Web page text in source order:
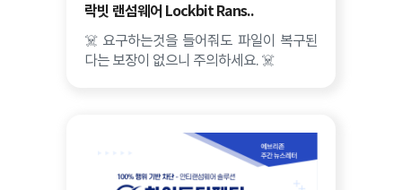
락빗 랜섬웨어 Lockbit Rans..
☠️ 요구하는것을 들어줘도 파일이 복구된
다는 보장이 없으니 주의하세요. ☠️